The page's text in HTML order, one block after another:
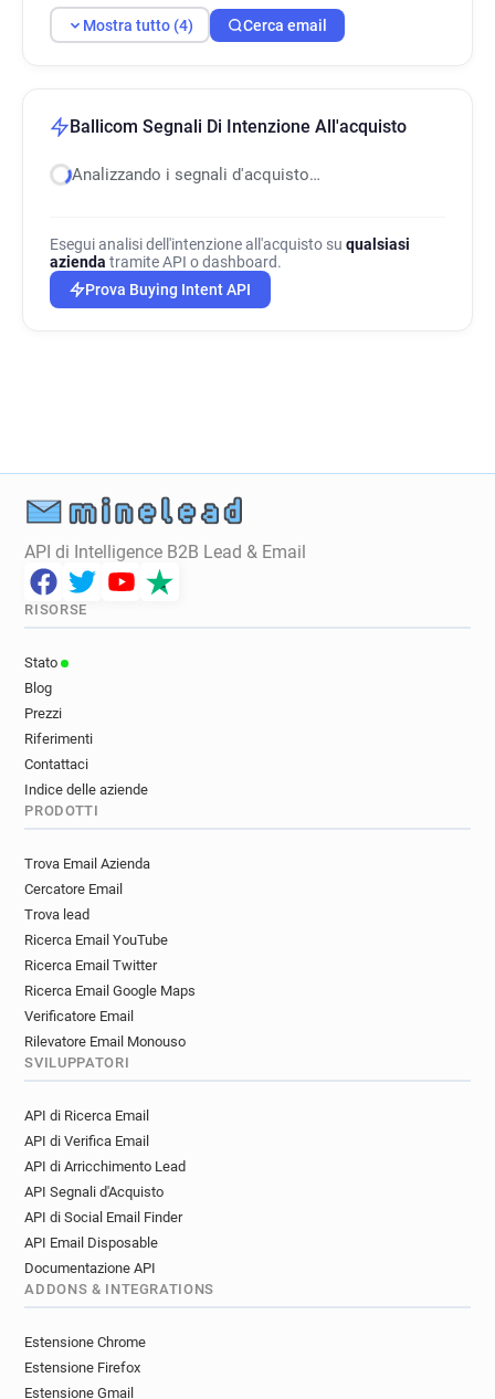
Mostra tutto (4) Cerca email
Ballicom Segnali Di Intenzione All'acquisto
Analizzando i segnali d'acquisto…
Esegui analisi dell'intenzione all'acquisto su qualsiasi
azienda tramite API o dashboard.
Prova Buying Intent API
API di Intelligence B2B Lead & Email
RISORSE
Stato
Blog
Prezzi
Riferimenti
Contattaci
Indice delle aziende
PRODOTTI
Trova Email Azienda
Cercatore Email
Trova lead
Ricerca Email YouTube
Ricerca Email Twitter
Ricerca Email Google Maps
Verificatore Email
Rilevatore Email Monouso
SVILUPPATORI
API di Ricerca Email
API di Verifica Email
API di Arricchimento Lead
API Segnali d'Acquisto
API di Social Email Finder
API Email Disposable
Documentazione API
ADDONS & INTEGRATIONS
Estensione Chrome
Estensione Firefox
Estensione Gmail